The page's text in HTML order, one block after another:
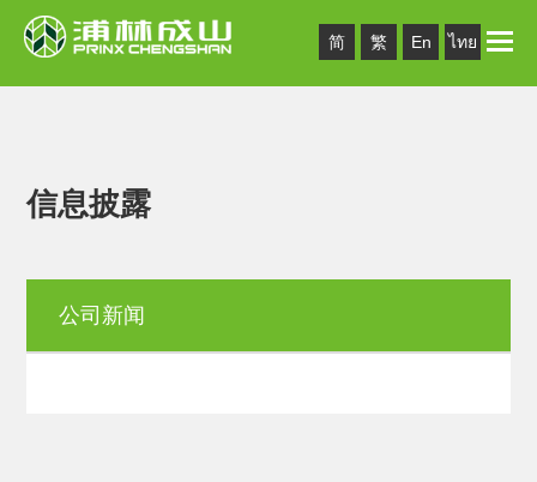
简 繁 En ไทย Toggle
信息披露
公司新闻